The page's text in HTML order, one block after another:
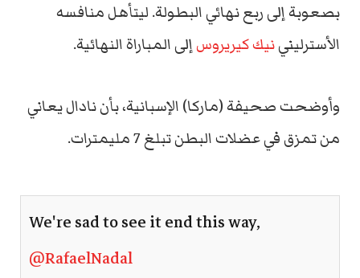
بصعوبة إلى ربع نهائي البطولة. ليتأهل منافسه
الأسترلينينيك كيريروسإلى المباراة النهائية.
وأوضحت صحيفة (ماركا) الإسبانية، بأن نادال يعاني
من تمزق في عضلات البطن تبلغ 7 مليمترات.
We're sad to see it end this way,
@RafaelNadal